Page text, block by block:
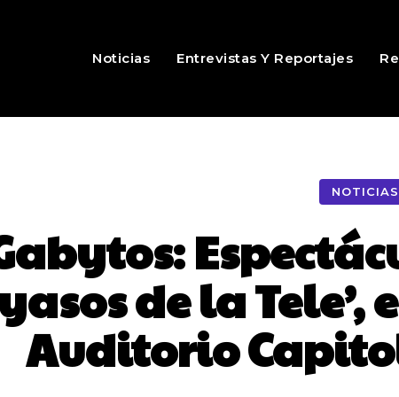
Noticias Entrevistas Y Reportajes
NOTICIAS
de la Tele’,
Auditorio